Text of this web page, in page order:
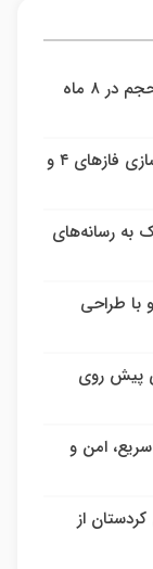
افت صادرات نفت آمریکا به پایین‌ترین حجم در ۸ ماه
بانک تجارت، تأمین‌کننده مالی پروژه بازسازی فازهای ۴ و
به رسانه‌های
طراحی
پیش روی
امن و
از